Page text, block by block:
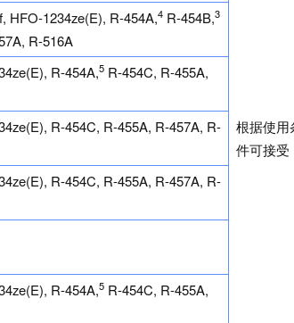
根据使用
件可接受
HFO-1234ze(E), R-454A,4 R-454B,3
R-516A
R-454A,5 R-454C, R-455A,
R-454C, R-455A, R-457A, R-
R-454C, R-455A, R-457A, R-
R-454A,5 R-454C, R-455A,